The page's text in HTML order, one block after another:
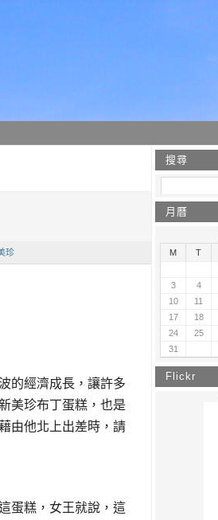
珍
的經濟成長，讓許多
美珍布丁蛋糕，也是
由他北上出差時，請
蛋糕，女王就說，這
搜尋
月曆
M T
3
4
10
11
17
18
24
25
31
Flickr